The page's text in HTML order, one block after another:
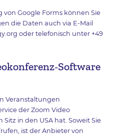
Google Forms können Sie
die Daten auch via E-Mail
oder telefonisch unter +49
Software
Veranstaltungen
der Zoom Video
in den USA hat. Soweit Sie
ist der Anbieter von